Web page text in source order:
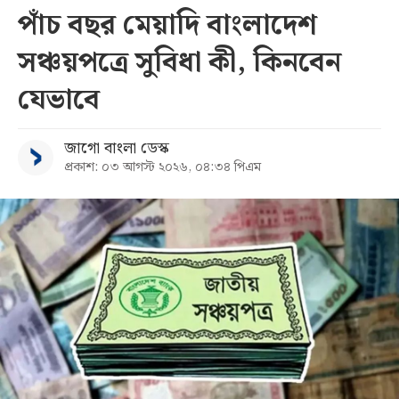
পাঁচ বছর মেয়াদি বাংলাদেশ
সঞ্চয়পত্রে সুবিধা কী, কিনবেন
যেভাবে
জাগো বাংলা ডেস্ক
প্রকাশ: ০৩ আগস্ট ২০২৬, ০৪:৩৪ পিএম